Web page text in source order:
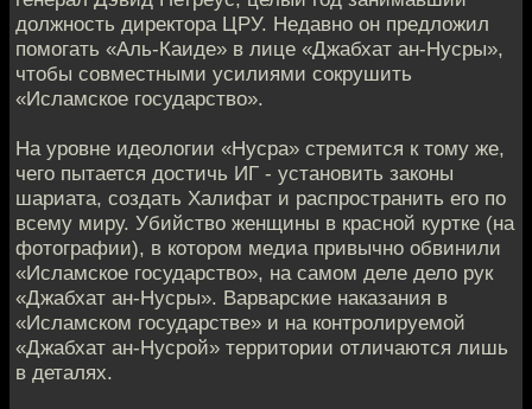
должность директора ЦРУ. Недавно он предложил
помогать «Аль-Каиде» в лице «Джабхат ан-Нусры»,
чтобы совместными усилиями сокрушить
«Исламское государство».
На уровне идеологии «Нусра» стремится к тому же,
чего пытается достичь ИГ - установить законы
шариата, создать Халифат и распространить его по
всему миру. Убийство женщины в красной куртке (на
фотографии), в котором медиа привычно обвинили
«Исламское государство», на самом деле дело рук
«Джабхат ан-Нусры». Варварские наказания в
«Исламском государстве» и на контролируемой
«Джабхат ан-Нусрой» территории отличаются лишь
в деталях.